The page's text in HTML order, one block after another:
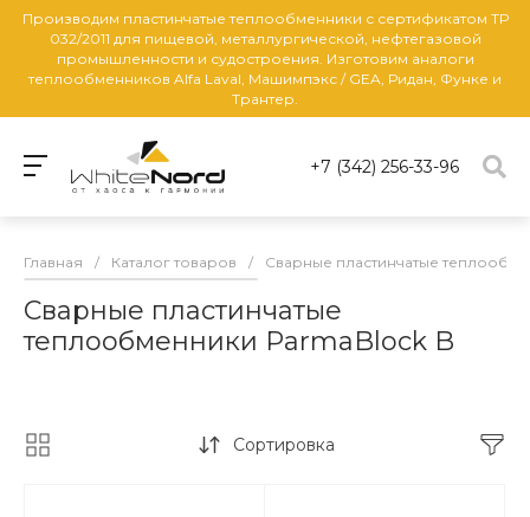
Производим пластинчатые теплообменники с сертификатом ТР
032/2011 для пищевой, металлургической, нефтегазовой
промышленности и судостроения. Изготовим аналоги
теплообменников Alfa Laval, Машимпэкс / GEA, Ридан, Функе и
Трантер.
+7 (342) 256-33-96
Главная / Каталог товаров / Сварные пластинчатые
Сварные пластинчатые
теплообменники ParmaBlock B
Сортировка